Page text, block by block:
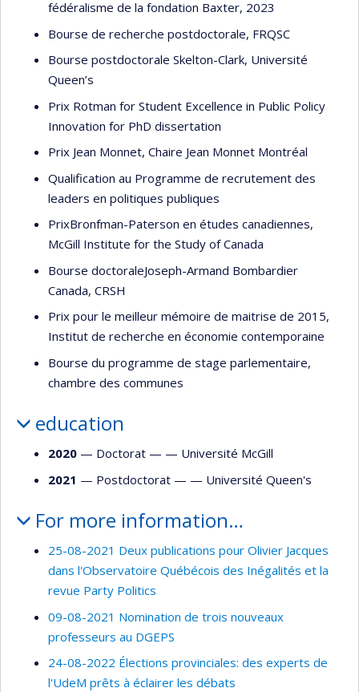
fédéralisme de la fondation Baxter, 2023
Bourse de recherche postdoctorale, FRQSC
Bourse postdoctorale Skelton-Clark, Université
Queen’s
Prix Rotman for Student Excellence in Public Policy
Innovation for PhD dissertation
Prix Jean Monnet, Chaire Jean Monnet Montréal
Qualification au Programme de recrutement des
leaders en politiques publiques
PrixBronfman-Paterson en études canadiennes,
McGill Institute for the Study of Canada
Bourse doctoraleJoseph-Armand Bombardier
Canada, CRSH
Prix pour le meilleur mémoire de maitrise de 2015,
Institut de recherche en économie contemporaine
Bourse du programme de stage parlementaire,
chambre des communes
education
2020 — Doctorat — — Université McGill
2021 — Postdoctorat — — Université Queen's
For more information…
25-08-2021 Deux publications pour Olivier Jacques
dans l'Observatoire Québécois des Inégalités et la
revue Party Politics
09-08-2021 Nomination de trois nouveaux
professeurs au DGEPS
24-08-2022 Élections provinciales: des experts de
l'UdeM prêts à éclairer les débats